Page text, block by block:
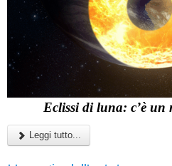
Eclissi di luna: c’è un
Leggi tutto...